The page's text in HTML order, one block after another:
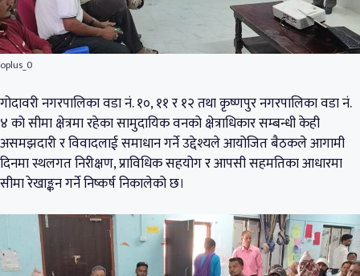
oplus_0
गोदावरी नगरपालिका वडा नं. १०, ११ र १२ तथा कृष्णपुर नगरपालिका वडा नं.
४ को सीमा क्षेत्रमा रहेका सामुदायिक वनको क्षेत्राधिकार सम्बन्धी केही
असमझदारी र विवादलाई समाधान गर्ने उद्देश्यले आयोजित बैठकले आगामी
दिनमा स्थलगत निरीक्षण, प्राविधिक सहयोग र आपसी सहमतिका आधारमा
सीमा रेखाङ्कन गर्ने निष्कर्ष निकालेको छ।